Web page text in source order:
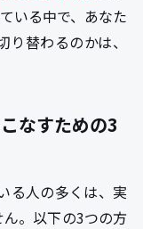
いる中で、あなた
替わるのかは、
なすための3
る人の多くは、実
。以下の3つの方